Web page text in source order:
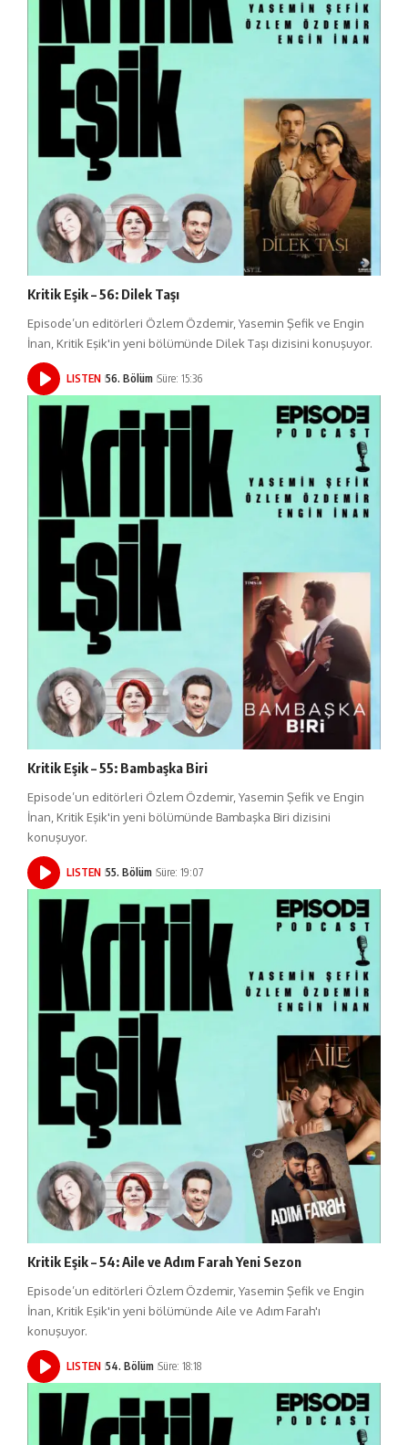
Kritik Eşik – 56: Dilek Taşı
Episode’un editörleri Özlem Özdemir, Yasemin Şefik ve Engin
İnan, Kritik Eşik'in yeni bölümünde Dilek Taşı dizisini konuşuyor.
LISTEN 56. Bölüm Süre: 15:36
Kritik Eşik – 55: Bambaşka Biri
Episode’un editörleri Özlem Özdemir, Yasemin Şefik ve Engin
İnan, Kritik Eşik'in yeni bölümünde Bambaşka Biri dizisini
konuşuyor.
LISTEN 55. Bölüm Süre: 19:07
Kritik Eşik – 54: Aile ve Adım Farah Yeni Sezon
Episode’un editörleri Özlem Özdemir, Yasemin Şefik ve Engin
İnan, Kritik Eşik'in yeni bölümünde Aile ve Adım Farah'ı
konuşuyor.
LISTEN 54. Bölüm Süre: 18:18